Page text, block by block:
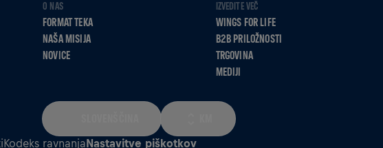
O NAS
FORMAT TEKA
NAŠA MISIJA
NOVICE
IZVEDITE VEČ
WINGS FOR LIFE
B2B PRILOŽNOSTI
TRGOVINA
MEDIJI
Kodeks ravnanjaNastavitve piškotkov